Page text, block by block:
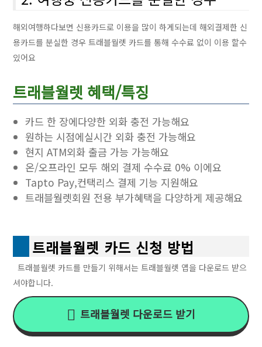
해외여행하다보면 신용카드로 이용을 많이 하게되는데 해외결제한 신
용카드를 분실한 경우 트래블월렛 카드를 통해 수수료 없이 이용 할수
있어요
트래블월렛 혜택/특징
카드 한 장에다양한 외화 충전 가능해요
원하는 시점에실시간 외화 충전 가능해요
현지 ATM외화 출금 가능 가능해요
온/오프라인 모두 해외 결제 수수료 0% 이에요
Tapto Pay,컨택리스 결제 기능 지원해요
트래블월렛회원 전용 부가혜택을 다양하게 제공해요
트래블월렛 카드 신청 방법
트래블월렛 카드를 만들기 위해서는 트래블월렛 앱을 다운로드 받으
셔야합니다.
트래블월렛 다운로드 받기